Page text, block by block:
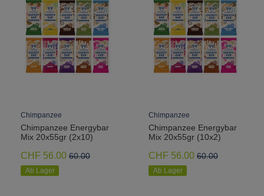
Chimpanzee
Chimpanzee Energybar
Mix 20x55gr (2x10)
CHF 56.00 60.00
Ab Lager
Chimpanzee
Chimpanzee Energybar
Mix 20x55gr (10x2)
CHF 56.00 60.00
Ab Lager